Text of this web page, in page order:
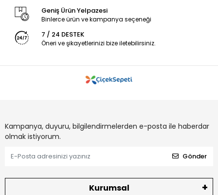
Geniş Ürün Yelpazesi
Binlerce ürün ve kampanya seçeneği
7 / 24 DESTEK
Öneri ve şikayetlerinizi bize iletebilirsiniz.
Kampanya, duyuru, bilgilendirmelerden e-posta ile haberdar
olmak istiyorum.
Gönder
Kurumsal